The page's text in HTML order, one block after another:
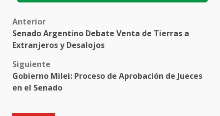
Post
navigation
Anterior
Senado Argentino Debate Venta de Tierras a
Extranjeros y Desalojos
Siguiente
Gobierno Milei: Proceso de Aprobación de Jueces
en el Senado